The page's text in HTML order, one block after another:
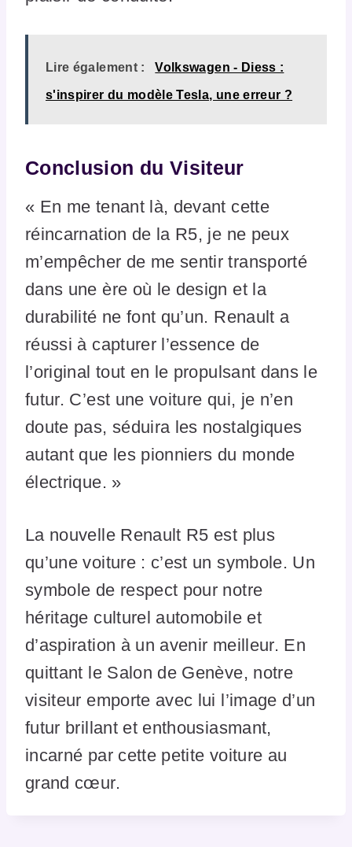
Lire également : Volkswagen - Diess :
s'inspirer du modèle Tesla, une erreur ?
Conclusion du Visiteur
« En me tenant là, devant cette
réincarnation de la R5, je ne peux
m’empêcher de me sentir transporté
dans une ère où le design et la
durabilité ne font qu’un. Renault a
réussi à capturer l’essence de
l’original tout en le propulsant dans le
futur. C’est une voiture qui, je n’en
doute pas, séduira les nostalgiques
autant que les pionniers du monde
électrique. »
La nouvelle Renault R5 est plus
qu’une voiture : c’est un symbole. Un
symbole de respect pour notre
héritage culturel automobile et
d’aspiration à un avenir meilleur. En
quittant le Salon de Genève, notre
visiteur emporte avec lui l’image d’un
futur brillant et enthousiasmant,
incarné par cette petite voiture au
grand cœur.